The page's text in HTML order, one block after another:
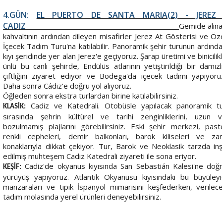
4.GÜN:
EL PUERTO DE SANTA MARIA(2) -
CADIZ
Gemide
kahvaltının ardından dileyen misafirler Jerez At Gösterisi ve
İçecek Tadım Turu'na katılabilir. Panoramik şehir turunun
kıyı şeridinde yer alan Jerez'e geçiyoruz. Şarap üretimi ve
ünlü bu canlı şehirde, Endülüs atlarının yetiştirildiği bir
çiftliğini ziyaret ediyor ve Bodega'da içecek tadımı
Daha sonra Cádiz'e doğru yol alıyoruz.
Öğleden sonra ekstra turlardan birine katılabilirsiniz.
KLASİK:
Cadiz ve Katedrali. Otobüsle yapılacak panoramik
sırasında şehrin kültürel ve tarihi zenginliklerini, uzun
bozulmamış plajlarını görebilirsiniz. Eski şehir merkezi,
renkli cepheleri, demir balkonları, barok kiliseleri ve
konaklarıyla dikkat çekiyor. Tur, Barok ve Neoklasik tarzda
edilmiş muhteşem Cadiz Katedrali ziyareti ile sona eriyor.
KEŞİF: Cadiz'de okyanus kıyısında San Sebastián Kalesi'ne
yürüyüş yapıyoruz. Atlantik Okyanusu kıyısındaki bu
manzaraları ve tipik İspanyol mimarisini keşfederken,
tadım molasında yerel ürünleri deneyebilirsiniz.